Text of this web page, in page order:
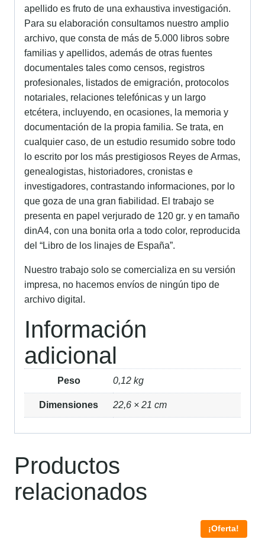
apellido es fruto de una exhaustiva investigación.
Para su elaboración consultamos nuestro amplio
archivo, que consta de más de 5.000 libros sobre
familias y apellidos, además de otras fuentes
documentales tales como censos, registros
profesionales, listados de emigración, protocolos
notariales, relaciones telefónicas y un largo
etcétera, incluyendo, en ocasiones, la memoria y
documentación de la propia familia. Se trata, en
cualquier caso, de un estudio resumido sobre todo
lo escrito por los más prestigiosos Reyes de Armas,
genealogistas, historiadores, cronistas e
investigadores, contrastando informaciones, por lo
que goza de una gran fiabilidad. El trabajo se
presenta en papel verjurado de 120 gr. y en tamaño
dinA4, con una bonita orla a todo color, reproducida
del “Libro de los linajes de España”.
Nuestro trabajo solo se comercializa en su versión
impresa, no hacemos envíos de ningún tipo de
archivo digital.
Información
adicional
Peso 0,12 kg
Dimensiones 22,6 × 21 cm
Productos
relacionados
¡Oferta!